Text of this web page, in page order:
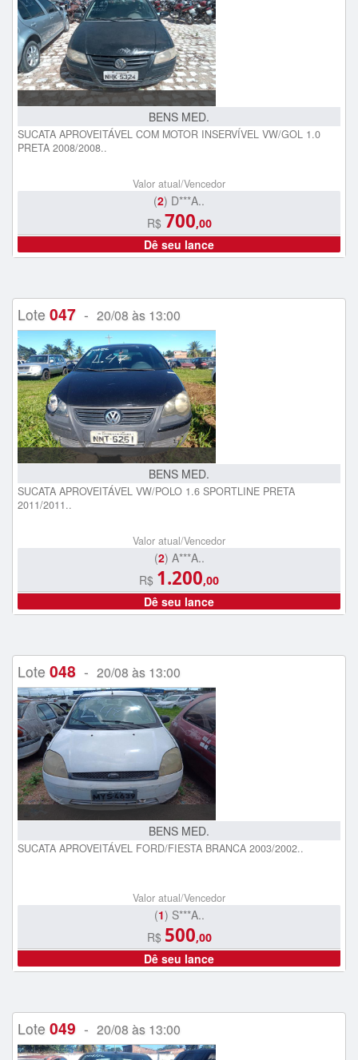
BENS MED.
SUCATA APROVEITÁVEL COM MOTOR INSERVÍVEL VW/GOL 1.0
PRETA 2008/2008..
Valor atual/Vencedor
(2) D***A..
R$ 700,00
Dê seu lance
Lote 047 - 20/08 às 13:00
BENS MED.
SUCATA APROVEITÁVEL VW/POLO 1.6 SPORTLINE PRETA
2011/2011..
Valor atual/Vencedor
(2) A***A..
R$ 1.200,00
Dê seu lance
Lote 048 - 20/08 às 13:00
BENS MED.
SUCATA APROVEITÁVEL FORD/FIESTA BRANCA 2003/2002..
Valor atual/Vencedor
(1) S***A..
R$ 500,00
Dê seu lance
Lote 049 - 20/08 às 13:00